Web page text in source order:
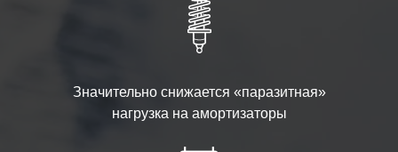
Значительно снижается «паразитная»
нагрузка на амортизаторы